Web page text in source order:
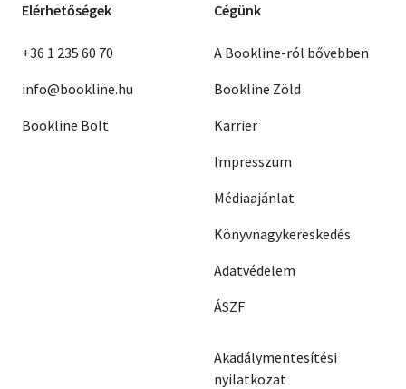
Elérhetőségek
+36 1 235 60 70
info@bookline.hu
Bookline Bolt
Cégünk
A Bookline-ról bővebben
Bookline Zöld
Karrier
Impresszum
Médiaajánlat
Könyvnagykereskedés
Adatvédelem
ÁSZF
Akadálymentesítési
nyilatkozat